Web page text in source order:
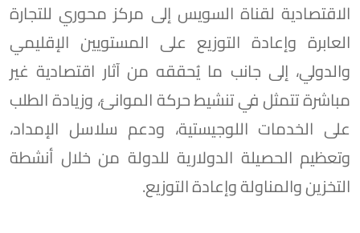
الاقتصادية لقناة السويس إلى مركز محوري للتجارة
العابرة وإعادة التوزيع على المستويين الإقليمي
والدولي، إلى جانب ما يُحققه من آثار اقتصادية غير
مباشرة تتمثل في تنشيط حركة الموانئ، وزيادة الطلب
على الخدمات اللوجيستية، ودعم سلاسل الإمداد،
وتعظيم الحصيلة الدولارية للدولة من خلال أنشطة
التخزين والمناولة وإعادة التوزيع.